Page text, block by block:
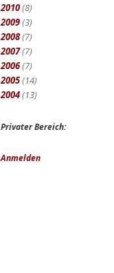
2010(8)
2009(3)
2008(7)
2007(7)
2006(7)
2005(14)
2004(13)
Privater Bereich:
Anmelden